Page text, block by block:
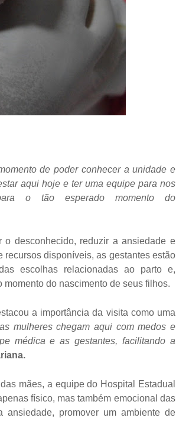
de poder conhecer a unidade e
aqui hoje e ter uma equipe para nos
o tão esperado momento do
desconhecido, reduzir a ansiedade e
recursos disponíveis, as gestantes estão
escolhas relacionadas ao parto e,
do nascimento de seus filhos.
a importância da visita como uma
mulheres chegam aqui com medos e
médica e as gestantes, facilitando a
mães, a equipe do Hospital Estadual
físico, mas também emocional das
promover um ambiente de